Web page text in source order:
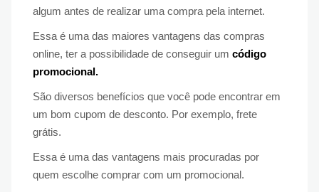
algum antes de realizar uma compra pela internet.
Essa é uma das maiores vantagens das compras
online, ter a possibilidade de conseguir um código
promocional.
São diversos benefícios que você pode encontrar em
um bom cupom de desconto. Por exemplo, frete
grátis.
Essa é uma das vantagens mais procuradas por
quem escolhe comprar com um promocional.